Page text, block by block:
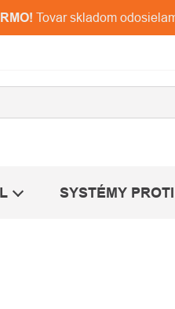
Tovar skladom
SYSTÉMY